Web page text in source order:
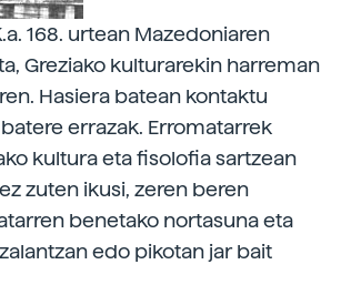
168. urtean Mazedoniaren
Greziako kulturarekin harreman
Hasiera batean kontaktu
errazak. Erromatarrek
kultura eta fisolofia sartzean
zuten ikusi, zeren beren
benetako nortasuna eta
edo pikotan jar bait